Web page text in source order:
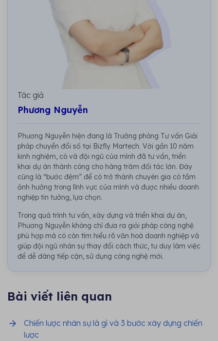
Tác giả
Phương Nguyễn
Phương Nguyễn hiện đang là Trưởng phòng Tư vấn Giải
pháp chuyển đổi số tại Bizfly Martech. Với gần 10 năm
kinh nghiệm, cô và đội ngũ của mình đã tư vấn, triển
khai dự án thành công cho hàng trăm đối tác lớn. Đây
cũng là “bước đệm” để cô trở thành chuyên gia có tầm
ảnh hưởng trong lĩnh vực của mình và được nhiều doanh
nghiệp tin tưởng, lựa chọn.
Trong quá trình tư vấn, xây dựng và triển khai dự án,
Phương Nguyễn không chỉ đưa ra giải pháp công nghệ
phù hợp mà cô còn tìm hiểu rõ văn hoá doanh nghiệp và
giúp đội ngũ nhân sự thay đổi cách thức, tư duy làm việc
để dễ dàng tiếp cận, sử dụng công nghệ mới.
Bài viết liên quan
Chiến lược nhân sự là gì và 3 bước xây dựng chiến
lược